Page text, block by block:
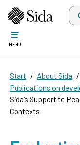
MENU
Start
About Sida
Publications on
Sida’s Support to
Contexts